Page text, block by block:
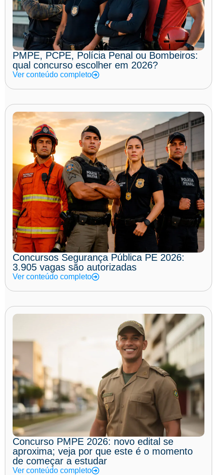
PMPE, PCPE, Polícia Penal ou Bombeiros:
qual concurso escolher em 2026?
Ver conteúdo completo
Concursos Segurança Pública PE 2026:
3.905 vagas são autorizadas
Ver conteúdo completo
Concurso PMPE 2026: novo edital se
aproxima; veja por que este é o momento
de começar a estudar
Ver conteúdo completo